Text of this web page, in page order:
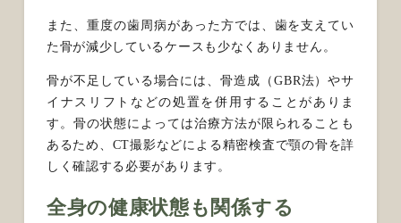
また、重度の歯周病があった方では、歯を支えてい
た骨が減少しているケースも少なくありません。
骨が不足している場合には、骨造成（GBR法）やサ
イナスリフトなどの処置を併用することがありま
す。骨の状態によっては治療方法が限られることも
あるため、CT撮影などによる精密検査で顎の骨を詳
しく確認する必要があります。
全身の健康状態も関係する